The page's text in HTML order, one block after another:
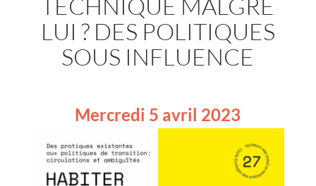
TECHNIQUE MALGRÉ
LUI ? DES POLITIQUES
SOUS INFLUENCE
Mercredi 5 avril 2023